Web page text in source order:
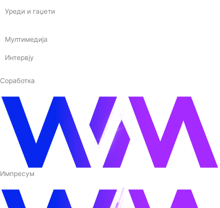
Уреди и гаџети
Мултимедија
Интервју
Соработка
Импресум